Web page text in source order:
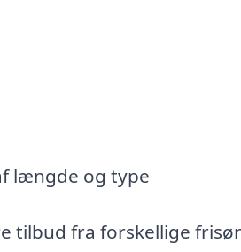
længde og type
tilbud fra forskellige